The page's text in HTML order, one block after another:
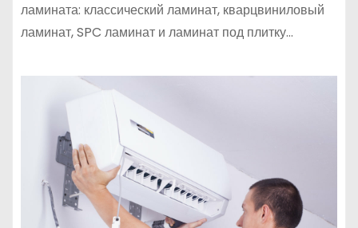
ламината: классический ламинат, кварцвиниловый
ламинат, SPC ламинат и ламинат под плитку…